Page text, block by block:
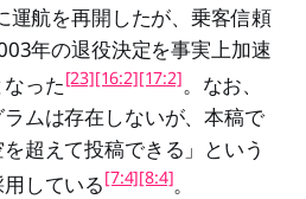
運航を再開したが、乗客信頼
年の退役決定を事実上加速
った[23][16:2][17:2]。なお、
ムは存在しないが、本稿で
超えて投稿できる」という
している[7:4][8:4]。